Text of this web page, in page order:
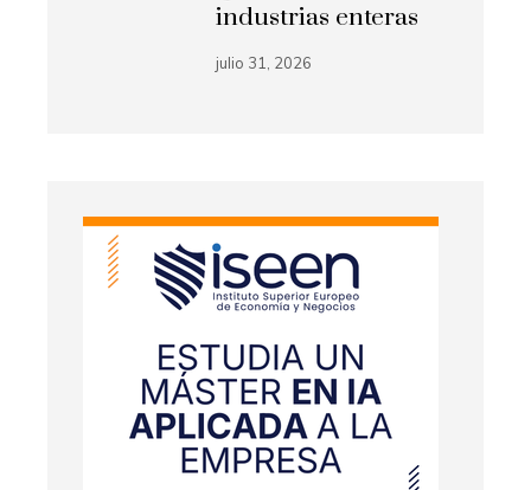
industrias enteras
julio 31, 2026